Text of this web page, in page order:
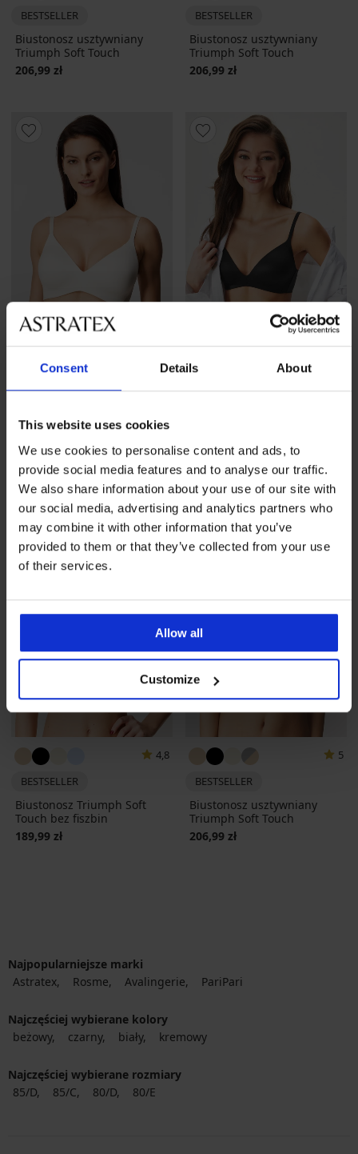
Consent Details About
This website uses cookies
We use cookies to personalise content and ads, to
provide social media features and to analyse our traffic.
We also share information about your use of our site with
our social media, advertising and analytics partners who
may combine it with other information that you’ve
provided to them or that they’ve collected from your use
of their services.
Allow all
Customize
BESTSELLER
Biustonosz usztywniany
Triumph Soft Touch
206,99 zł
BESTSELLER
Biustonosz usztywniany
Triumph Soft Touch
206,99 zł
4,8
Biustonosz Triumph Soft
189,99 zł
189,99 zł
4,8
BESTSELLER
Biustonosz Triumph Soft
Touch bez fiszbin
189,99 zł
5
BESTSELLER
Biustonosz usztywniany
Triumph Soft Touch
206,99 zł
Najpopularniejsze marki
Astratex
Rosme Avalingerie PariPari
Najczęściej wybierane kolory
beżowy
czarny biały kremowy
Najczęściej wybierane rozmiary
85/D
85/C 80/D 80/E